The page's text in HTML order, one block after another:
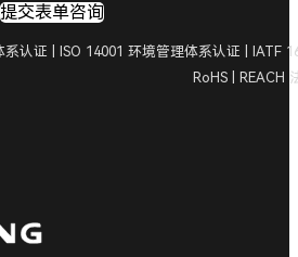
提交表单咨询
系认证 | ISO 14001 环境管理体系认证 | IATF
RoHS | REACH